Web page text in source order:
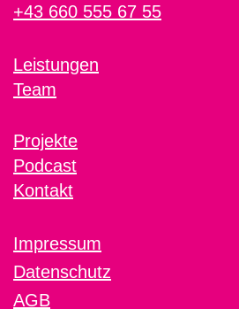
+43 660 555 67 55
Leistungen
Team
Projekte
Podcast
Kontakt
Impressum
Datenschutz
AGB